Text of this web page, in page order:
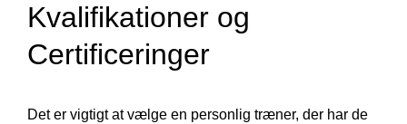
Kvalifikationer og
Certificeringer
Det er vigtigt at vælge en personlig træner, der har de